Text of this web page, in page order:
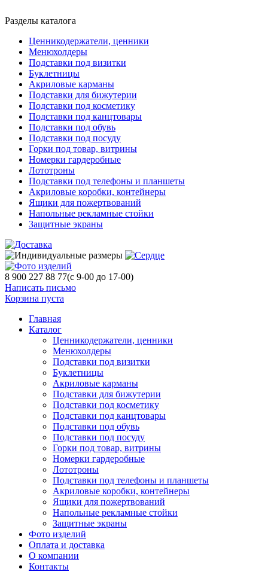
Разделы каталога
Ценникодержатели, ценники
Менюхолдеры
Подставки под визитки
Буклетницы
Акриловые карманы
Подставки для бижутерии
Подставки под косметику
Подставки под канцтовары
Подставки под обувь
Подставки под посуду
Горки под товар, витрины
Номерки гардеробные
Лототроны
Подставки под телефоны и планшеты
Акриловые коробки, контейнеры
Ящики для пожертвований
Напольные рекламные стойки
Защитные экраны
8 900 227 88 77(с 9-00 до 17-00)
Написать письмо
Корзина пуста
Главная
Каталог
Ценникодержатели, ценники
Менюхолдеры
Подставки под визитки
Буклетницы
Акриловые карманы
Подставки для бижутерии
Подставки под косметику
Подставки под канцтовары
Подставки под обувь
Подставки под посуду
Горки под товар, витрины
Номерки гардеробные
Лототроны
Подставки под телефоны и планшеты
Акриловые коробки, контейнеры
Ящики для пожертвований
Напольные рекламные стойки
Защитные экраны
Фото изделий
Оплата и доставка
О компании
Контакты